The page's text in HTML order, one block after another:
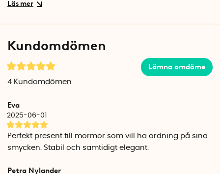
Vikt: 860 gram
Bredd hängare: 11,5 cm
Innerdiameter: 11 cm
Ytterdiameter: 12,6 cm
Höjd: 5,4 cm
Vikt: 630 gram
Kundomdömen
Lämna omdöme
4 Kundomdömen
Eva
2025-06-01
Perfekt present till mormor som vill ha ordning på sina
smycken. Stabil och samtidigt elegant.
Petra Nylander